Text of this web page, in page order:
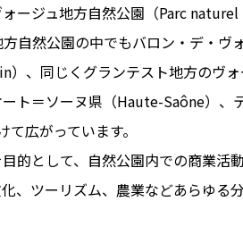
ージュ地方自然公園（Parc
自然公園の中でもバロン・デ・ヴ
、同じくグランテスト地方のヴォ
ト＝ソーヌ県（Haute-Saône）、
広がっています。
的として、自然公園内での商業活
、ツーリズム、農業などあらゆる